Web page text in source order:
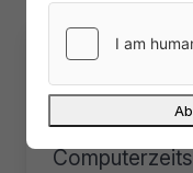
Lars Sobiraj